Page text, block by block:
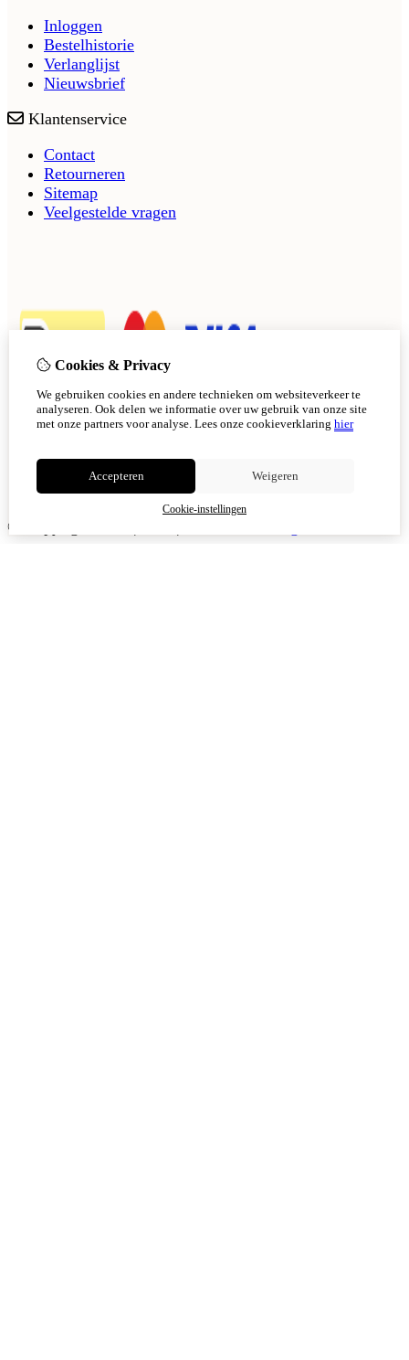
Inloggen
Bestelhistorie
Verlanglijst
Nieuwsbrief
Klantenservice
Contact
Retourneren
Sitemap
Veelgestelde vragen
© Copyright 2026
Cookies & Privacy
We gebruiken cookies en andere technieken om websiteverkeer te
analyseren. Ook delen we informatie over uw gebruik van onze site
met onze partners voor analyse. Lees onze cookieverklaring hier
Accepteren Weigeren
Cookie-instellingen